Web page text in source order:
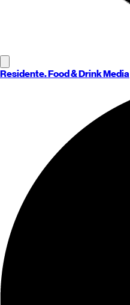
Residente. Food & Drink Media